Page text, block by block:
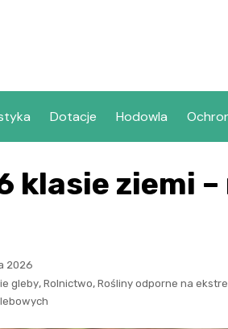
Dotacje Hodowla
klasie ziemi
2026
gleby, Rolnictwo, Rośliny odporne na